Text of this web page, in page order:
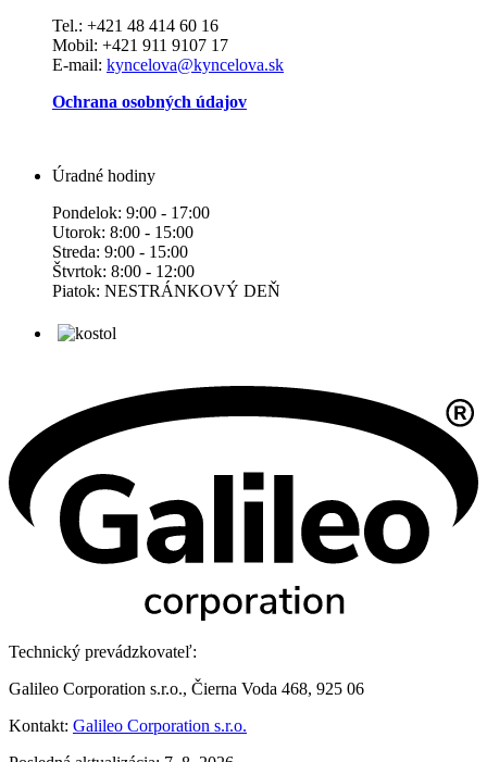
Tel.: +421 48 414 60 16
Mobil: +421 911 9107 17
E-mail: kyncelova@kyncelova.sk
Ochrana osobných údajov
Úradné hodiny
Pondelok: 9:00 - 17:00
Utorok: 8:00 - 15:00
Streda: 9:00 - 15:00
Štvrtok: 8:00 - 12:00
Piatok: NESTRÁNKOVÝ DEŇ
Technický prevádzkovateľ:
Galileo Corporation s.r.o., Čierna Voda 468, 925 06
Kontakt: Galileo Corporation s.r.o.